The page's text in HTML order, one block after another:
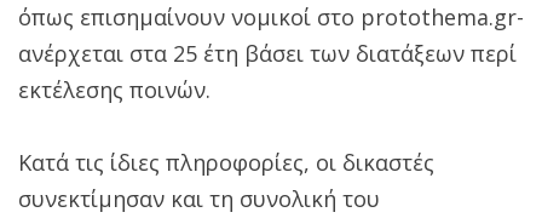
όπως επισημαίνουν νομικοί στο protothema.gr-
ανέρχεται στα 25 έτη βάσει των διατάξεων περί
εκτέλεσης ποινών.
Κατά τις ίδιες πληροφορίες, οι δικαστές
συνεκτίμησαν και τη συνολική του